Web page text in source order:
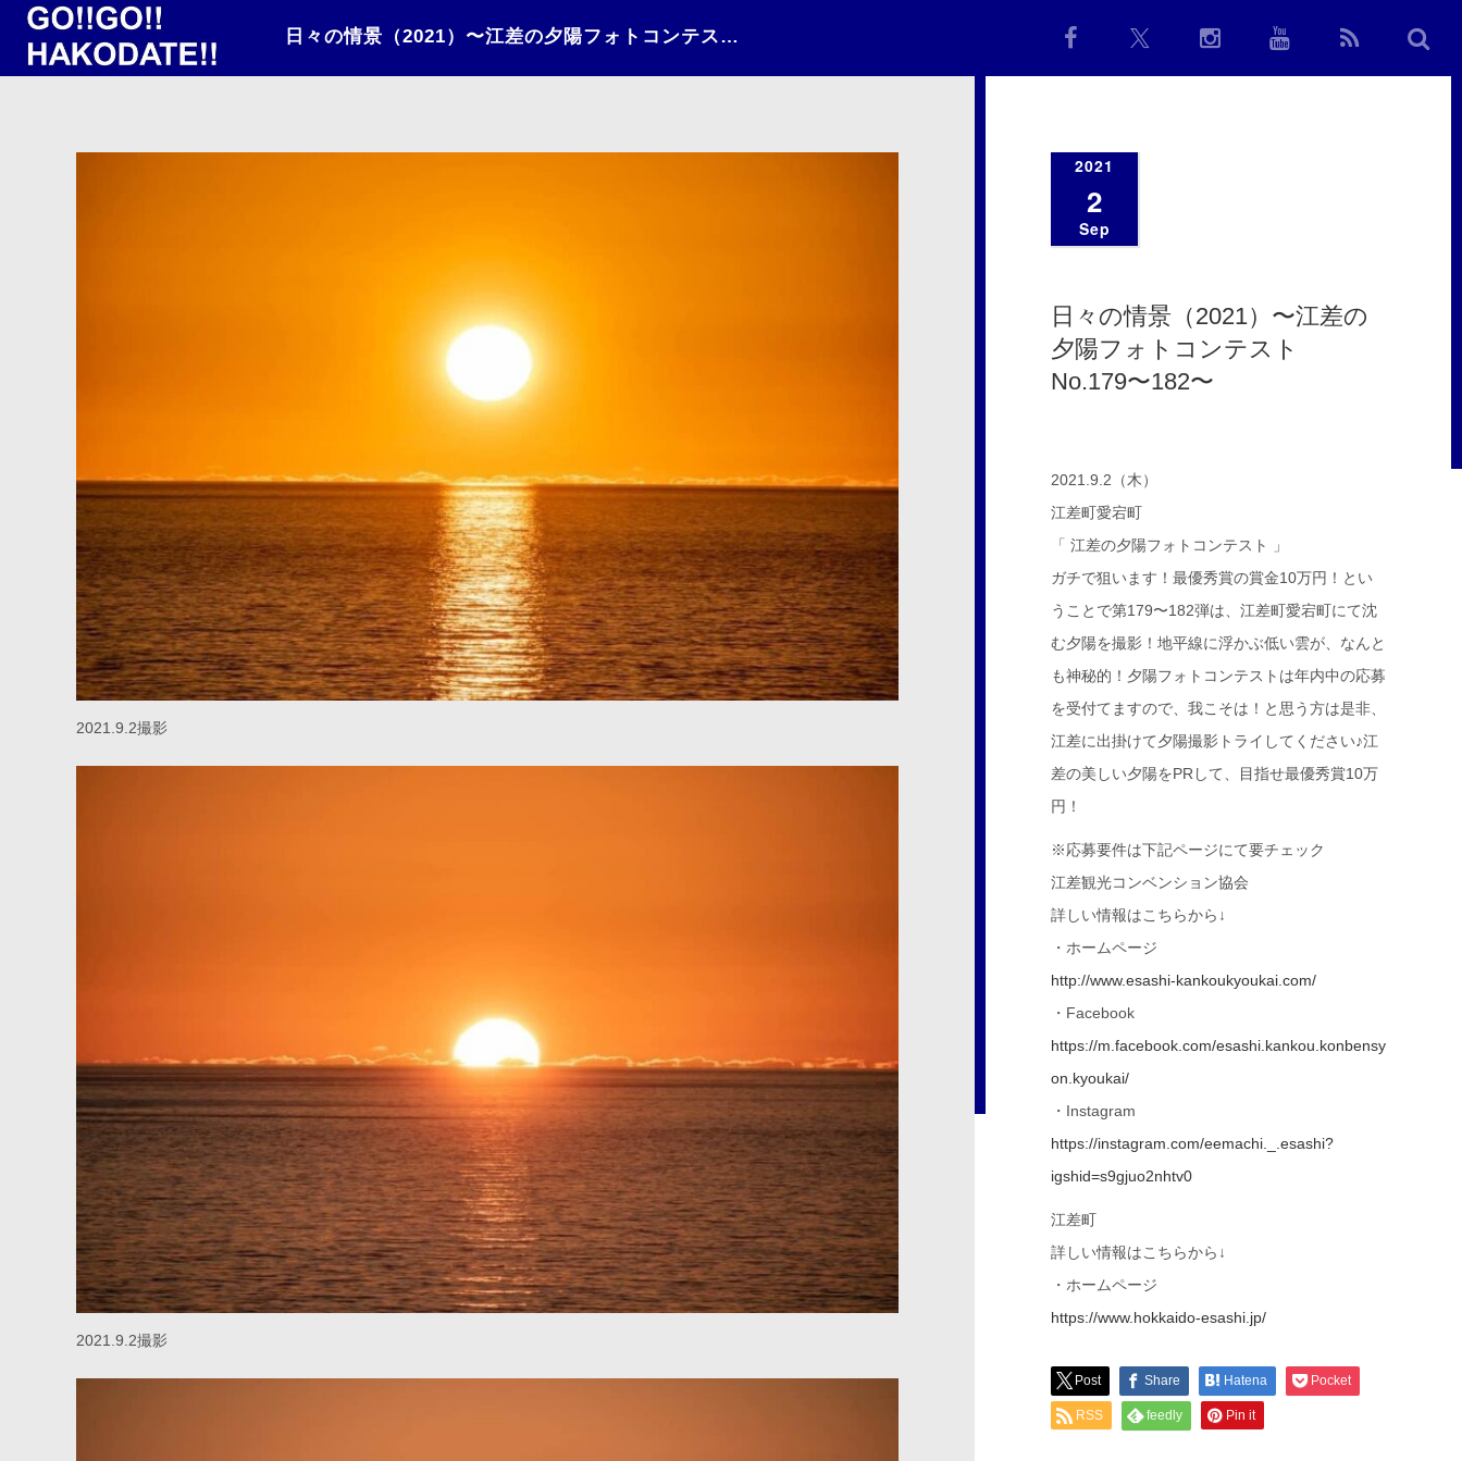
日々の情景（2021）〜江差の夕陽フォトコンテストNo.179〜182〜
2021.9.2撮影
2021.9.2撮影
2021
2
Sep
日々の情景（2021）〜江差の
夕陽フォトコンテスト
No.179〜182〜
2021.9.2（木）
江差町愛宕町
「 江差の夕陽フォトコンテスト 」
ガチで狙います！最優秀賞の賞金10万円！とい
うことで第179〜182弾は、江差町愛宕町にて沈
む夕陽を撮影！地平線に浮かぶ低い雲が、なんと
も神秘的！夕陽フォトコンテストは年内中の応募
を受付てますので、我こそは！と思う方は是非、
江差に出掛けて夕陽撮影トライしてください♪江
差の美しい夕陽をPRして、目指せ最優秀賞10万
円！
※応募要件は下記ページにて要チェック
江差観光コンベンション協会
詳しい情報はこちらから↓
・ホームページ
http://www.esashi-kankoukyoukai.com/
・Facebook
https://m.facebook.com/esashi.kankou.konbensy
on.kyoukai/
・Instagram
https://instagram.com/eemachi._.esashi?
igshid=s9gjuo2nhtv0
江差町
詳しい情報はこちらから↓
・ホームページ
https://www.hokkaido-esashi.jp/
Post Share Hatena Pocket
RSS feedly Pin it